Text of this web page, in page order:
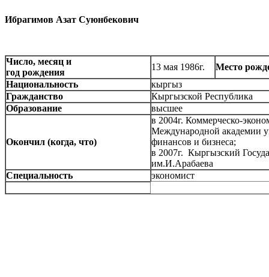
Ибрагимов Азат Суюнбекович
Число, месяц и
год рождения
13 мая 1986г.
Место
Национальность
кыргыз
Гражданство
Кыргызской Республика
Образование
высшее
Окончил (когда, что)
в 2004г. Коммерческо-
Международной академии
финансов и бизнеса;
в 2007г. Кыргызский
им.И.Арабаева
Специальность
экономист